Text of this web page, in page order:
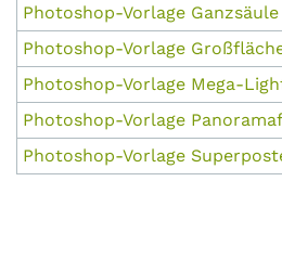
Photoshop-Vorlage Ganzsäule
Photoshop-Vorlage
Photoshop-Vorlage Mega-
Photoshop-Vorlage
Photoshop-Vorlage